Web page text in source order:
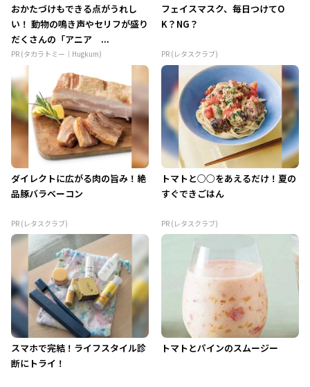
おかたづけもできる点がうれし
い！ 動物の鳴き声やセリフが盛り
だくさんの「アニア ...
PR (タカラトミー｜Hugkum)
フェイスマスク、毎日つけてO
K？NG？
PR (レタスクラブ)
ダイレクトに広がる肉の旨み！絶
品豚バラベーコン
PR (レタスクラブ)
トマトと○○をあえるだけ！夏の
すぐできごはん
PR (レタスクラブ)
スマホで完結！ライフスタイル診
断にトライ！
トマトとパインのスムージー